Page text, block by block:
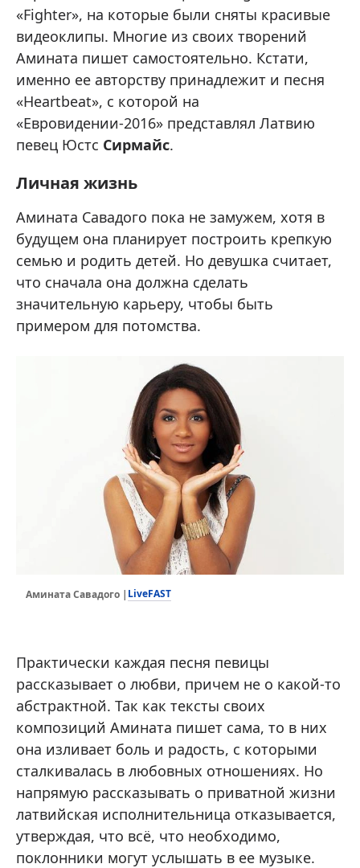
«Fighter», на которые были сняты красивые
видеоклипы. Многие из своих творений
Амината пишет самостоятельно. Кстати,
именно ее авторству принадлежит и песня
«Heartbeat», с которой на
«Евровидении-2016» представлял Латвию
певец Юстс Сирмайс.
Личная жизнь
Амината Савадого пока не замужем, хотя в
будущем она планирует построить крепкую
семью и родить детей. Но девушка считает,
что сначала она должна сделать
значительную карьеру, чтобы быть
примером для потомства.
Амината Савадого | LiveFAST
Практически каждая песня певицы
рассказывает о любви, причем не о какой-то
абстрактной. Так как тексты своих
композиций Амината пишет сама, то в них
она изливает боль и радость, с которыми
сталкивалась в любовных отношениях. Но
напрямую рассказывать о приватной жизни
латвийская исполнительница отказывается,
утверждая, что всё, что необходимо,
поклонники могут услышать в ее музыке.